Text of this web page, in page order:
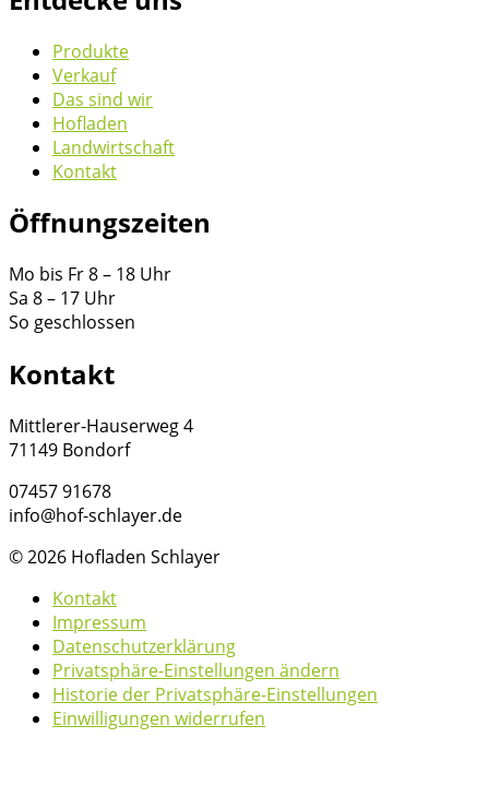
Produkte
Verkauf
Das sind wir
Hofladen
Landwirtschaft
Kontakt
Öffnungszeiten
Mo bis Fr 8 – 18 Uhr
Sa 8 – 17 Uhr
So geschlossen
Kontakt
Mittlerer-Hauserweg 4
71149 Bondorf
07457 91678
info@hof-schlayer.de
© 2026 Hofladen Schlayer
Kontakt
Impressum
Datenschutzerklärung
Privatsphäre-Einstellungen ändern
Historie der Privatsphäre-Einstellungen
Einwilligungen widerrufen